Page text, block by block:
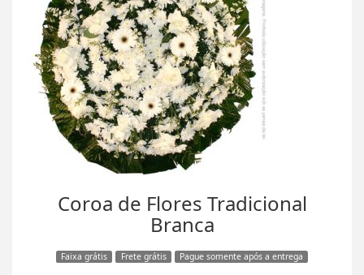
Coroa de Flores Tradicional
Branca
Faixa grátis Frete grátis Pague somente após a entrega